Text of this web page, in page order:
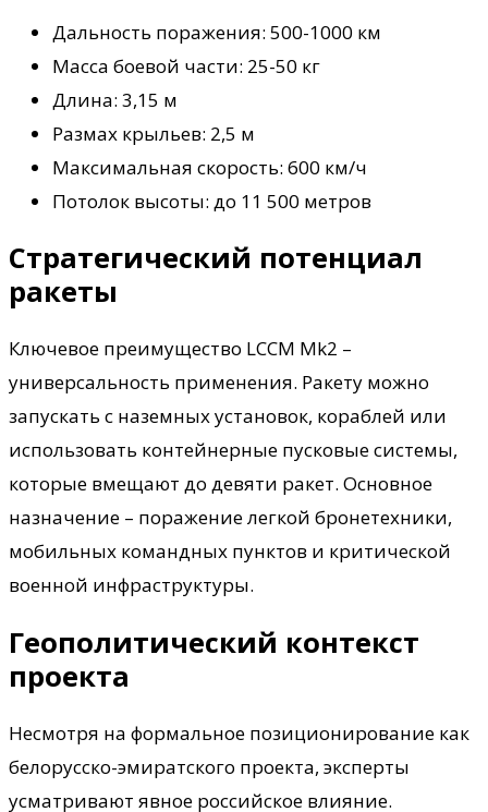
Дальность поражения: 500-1000 км
Масса боевой части: 25-50 кг
Длина: 3,15 м
Размах крыльев: 2,5 м
Максимальная скорость: 600 км/ч
Потолок высоты: до 11 500 метров
Стратегический потенциал
ракеты
Ключевое преимущество LCCM Mk2 –
универсальность применения. Ракету можно
запускать с наземных установок, кораблей или
использовать контейнерные пусковые системы,
которые вмещают до девяти ракет. Основное
назначение – поражение легкой бронетехники,
мобильных командных пунктов и критической
военной инфраструктуры.
Геополитический контекст
проекта
Несмотря на формальное позиционирование как
белорусско-эмиратского проекта, эксперты
усматривают явное российское влияние.